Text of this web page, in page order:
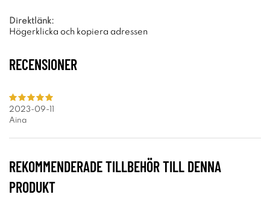
Direktlänk:
Högerklicka och kopiera adressen
RECENSIONER
2023-09-11
Aina
REKOMMENDERADE TILLBEHÖR TILL DENNA
PRODUKT